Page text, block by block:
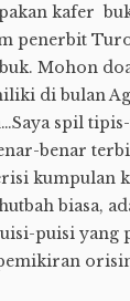
kafer
penerbit
Mohon
di bulan
spil
benar
kumpulan
biasa,
puisi yang